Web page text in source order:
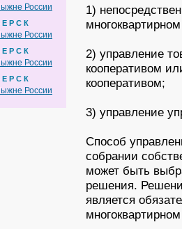
России
Е Р С К
России
Е Р С К
России
Е Р С К
России
1)
2) управление
кооперативом
кооперативом;
3) управление
Способ
собрании
может быть
решения.
является